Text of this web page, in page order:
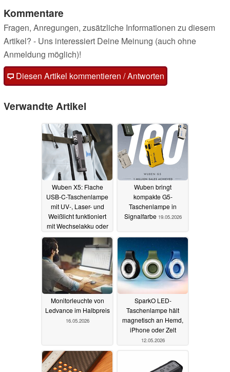
Kommentare
Fragen, Anregungen, zusätzliche Informationen zu diesem
Artikel? - Uns interessiert Deine Meinung (auch ohne
Anmeldung möglich)!
Diesen Artikel kommentieren / Antworten
Verwandte Artikel
Wuben X5: Flache
USB-C-Taschenlampe
mit UV-, Laser- und
Weißlicht funktioniert
mit Wechselakku oder
AAA-Batterien10.06.2026
Wuben bringt
kompakte G5-
Taschenlampe in
Signalfarbe 19.05.2026
Monitorleuchte von
Ledvance im Halbpreis
16.05.2026
SparkO LED-
Taschenlampe hält
magnetisch an Hemd,
iPhone oder Zelt
12.05.2026